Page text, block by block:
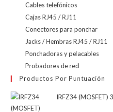
Cables telefónicos
Cajas RJ45 / RJ11
Conectores para ponchar
Jacks / Hembras RJ45 / RJ11
Ponchadoras y pelacables
Probadores de red
Productos Por Puntuación
IRFZ34 (MOSFET)